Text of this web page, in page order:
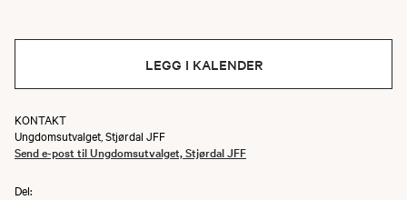
LEGG I KALENDER
KONTAKT
Ungdomsutvalget, Stjørdal JFF
Send e-post til Ungdomsutvalget, Stjørdal JFF
Del: